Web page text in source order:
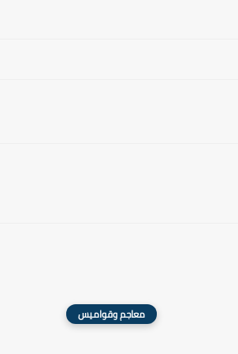
معاجم وقواميس